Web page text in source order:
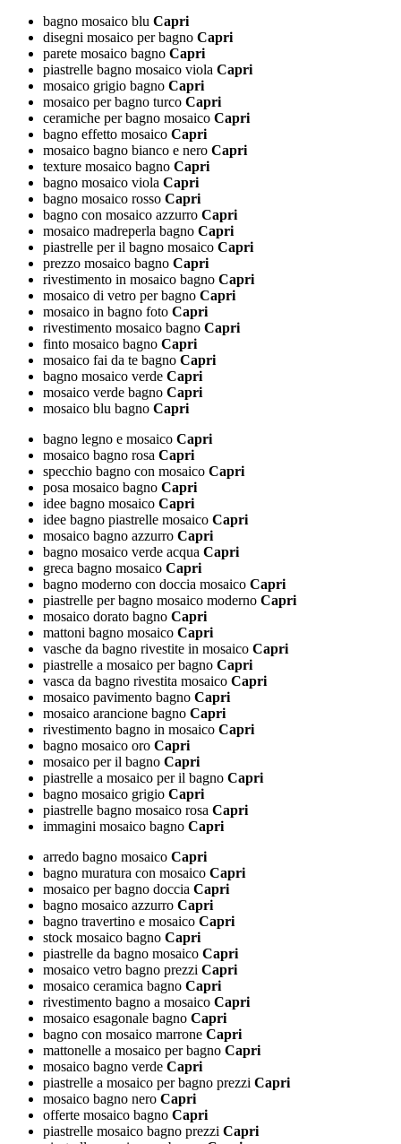
bagno mosaico blu Capri
disegni mosaico per bagno Capri
parete mosaico bagno Capri
piastrelle bagno mosaico viola Capri
mosaico grigio bagno Capri
mosaico per bagno turco Capri
ceramiche per bagno mosaico Capri
bagno effetto mosaico Capri
mosaico bagno bianco e nero Capri
texture mosaico bagno Capri
bagno mosaico viola Capri
bagno mosaico rosso Capri
bagno con mosaico azzurro Capri
mosaico madreperla bagno Capri
piastrelle per il bagno mosaico Capri
prezzo mosaico bagno Capri
rivestimento in mosaico bagno Capri
mosaico di vetro per bagno Capri
mosaico in bagno foto Capri
rivestimento mosaico bagno Capri
finto mosaico bagno Capri
mosaico fai da te bagno Capri
bagno mosaico verde Capri
mosaico verde bagno Capri
mosaico blu bagno Capri
bagno legno e mosaico Capri
mosaico bagno rosa Capri
specchio bagno con mosaico Capri
posa mosaico bagno Capri
idee bagno mosaico Capri
idee bagno piastrelle mosaico Capri
mosaico bagno azzurro Capri
bagno mosaico verde acqua Capri
greca bagno mosaico Capri
bagno moderno con doccia mosaico Capri
piastrelle per bagno mosaico moderno Capri
mosaico dorato bagno Capri
mattoni bagno mosaico Capri
vasche da bagno rivestite in mosaico Capri
piastrelle a mosaico per bagno Capri
vasca da bagno rivestita mosaico Capri
mosaico pavimento bagno Capri
mosaico arancione bagno Capri
rivestimento bagno in mosaico Capri
bagno mosaico oro Capri
mosaico per il bagno Capri
piastrelle a mosaico per il bagno Capri
bagno mosaico grigio Capri
piastrelle bagno mosaico rosa Capri
immagini mosaico bagno Capri
arredo bagno mosaico Capri
bagno muratura con mosaico Capri
mosaico per bagno doccia Capri
bagno mosaico azzurro Capri
bagno travertino e mosaico Capri
stock mosaico bagno Capri
piastrelle da bagno mosaico Capri
mosaico vetro bagno prezzi Capri
mosaico ceramica bagno Capri
rivestimento bagno a mosaico Capri
mosaico esagonale bagno Capri
bagno con mosaico marrone Capri
mattonelle a mosaico per bagno Capri
mosaico bagno verde Capri
piastrelle a mosaico per bagno prezzi Capri
mosaico bagno nero Capri
offerte mosaico bagno Capri
piastrelle mosaico bagno prezzi Capri